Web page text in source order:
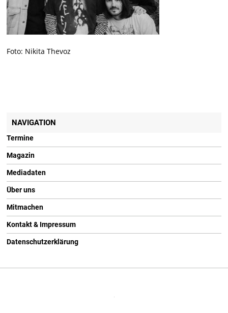
Foto: Nikita Thevoz
NAVIGATION
Termine
Magazin
Mediadaten
Über uns
Mitmachen
Kontakt & Impressum
Datenschutzerklärung